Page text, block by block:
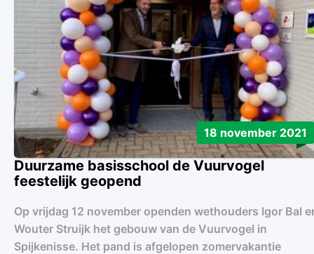
18 november 2021
Duurzame basisschool de Vuurvogel
feestelijk geopend
Op vrijdag 12 november openden wethouders Igor Bal
Wouter Struijk het gebouw van de Vuurvogel in
Spijkenisse. Het pand is afgelopen zomervakantie